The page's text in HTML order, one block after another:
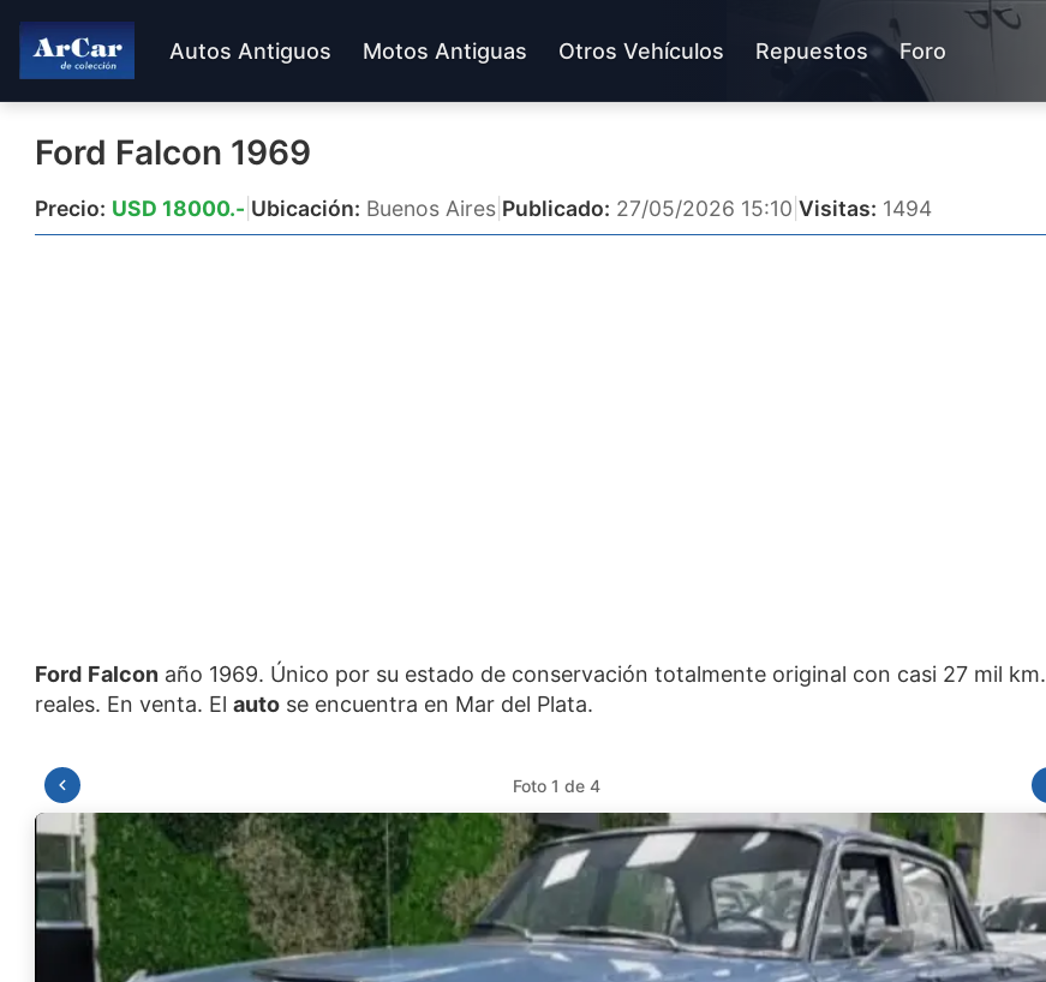
Autos Antiguos Motos Antiguas Otros Vehículos Repuestos Foro
Ford Falcon 1969
Precio: USD 18000.- Ubicación: Buenos Aires Publicado: 27/05/2026 15:10 Visitas: 1494
Ford Falcon año 1969. Único por su estado de conservación totalmente original con casi 27 mil km.
reales. En venta. El auto
Foto 2 de 4